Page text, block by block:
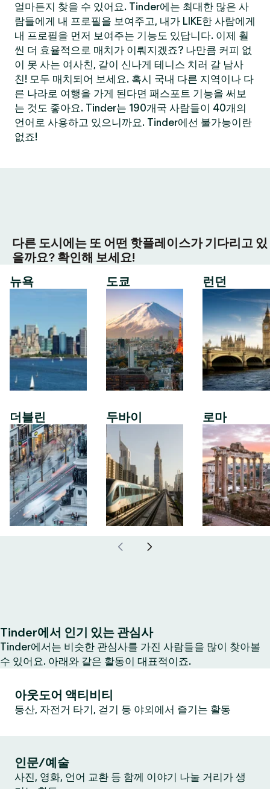
얼마든지 찾을 수 있어요. Tinder에는 최대한 많은 사
람들에게 내 프로필을 보여주고, 내가 LIKE한 사람에게
내 프로필을 먼저 보여주는 기능도 있답니다. 이제 훨
씬 더 효율적으로 매치가 이뤄지겠죠? 나만큼 커피 없
이 못 사는 여사친, 같이 신나게 테니스 치러 갈 남사
친! 모두 매치되어 보세요. 혹시 국내 다른 지역이나 다
른 나라로 여행을 가게 된다면 패스포트 기능을 써보
는 것도 좋아요. Tinder는 190개국 사람들이 40개의
언어로 사용하고 있으니까요. Tinder에선 불가능이란
없죠!
다른 도시에는 또 어떤 핫플레이스가 기다리고 있
을까요? 확인해 보세요!
뉴욕
더블린
도쿄
두바이
런던
로마
Tinder에서 인기 있는 관심사
Tinder에서는 비슷한 관심사를 가진 사람들을 많이 찾아볼
수 있어요. 아래와 같은 활동이 대표적이죠.
아웃도어 액티비티
등산, 자전거 타기, 걷기 등 야외에서 즐기는 활동
인문/예술
사진, 영화, 언어 교환 등 함께 이야기 나눌 거리가 생